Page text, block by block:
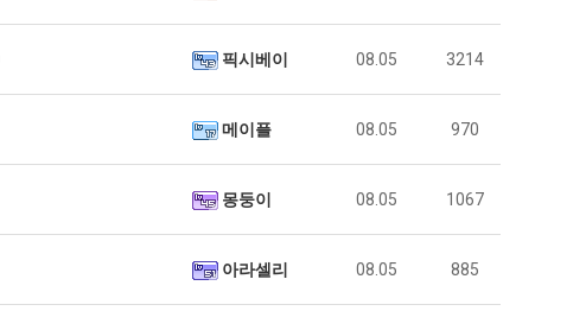
픽시베이 08.05 3214
메이플 08.05 970
몽둥이 08.05 1067
아라셀리 08.05 885